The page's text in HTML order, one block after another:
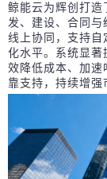
鲸能云为辉创打造
发、建设、合同与
线上协同，支持自
化水平。系统显著
效降低成本、加速
靠支持，持续增强